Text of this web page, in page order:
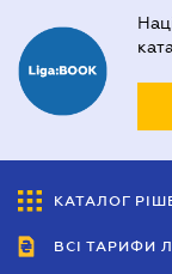
КАТАЛОГ
ВСІ ТАРИФИ